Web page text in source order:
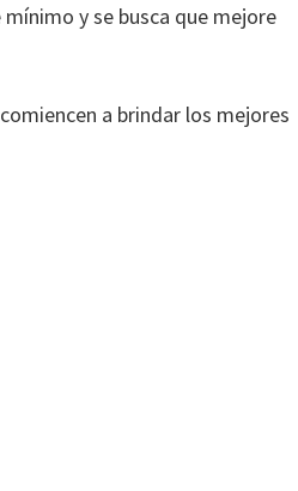
y se busca que mejore
a brindar los mejores